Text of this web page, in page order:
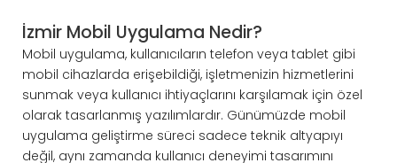
İzmir Mobil Uygulama Nedir?
Mobil uygulama, kullanıcıların telefon veya tablet gibi
mobil cihazlarda erişebildiği, işletmenizin hizmetlerini
sunmak veya kullanıcı ihtiyaçlarını karşılamak için özel
olarak tasarlanmış yazılımlardır. Günümüzde mobil
uygulama geliştirme süreci sadece teknik altyapıyı
değil, aynı zamanda kullanıcı deneyimi tasarımını